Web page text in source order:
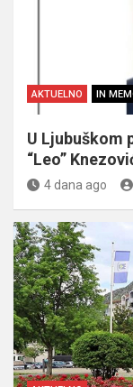
AKTUELNO IN
U Ljubuškom
“Leo”
4 dana ago